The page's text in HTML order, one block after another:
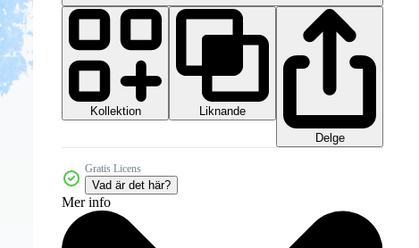
Kollektion
Liknande
Delge
Gratis Licens
Vad är det här?
Mer info